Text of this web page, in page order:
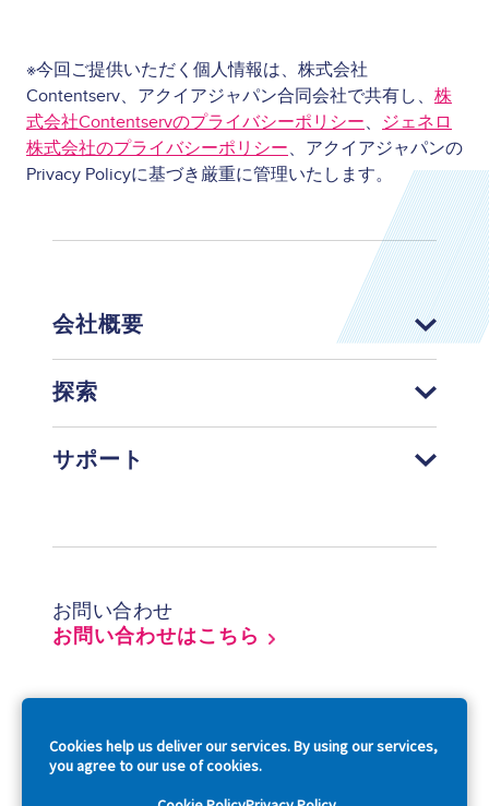
Cookies help us deliver our services. By using our services,
you agree to our use of cookies.
※今回ご提供いただく個人情報は、株式会社
Contentserv、アクイアジャパン合同会社で共有し、 株
式会社Contentservのプライバシーポリシー、 ジェネロ
株式会社のプライバシーポリシー、アクイアジャパンの
Privacy Policyに基づき厳重に管理いたします。
会社概要
探索
サポート
お問い合わせ
お問い合わせはこちら